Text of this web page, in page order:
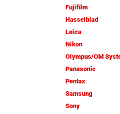
Fujifilm
Hasselblad
Leica
Nikon
Olympus/OM
Panasonic
Pentax
Samsung
Sony